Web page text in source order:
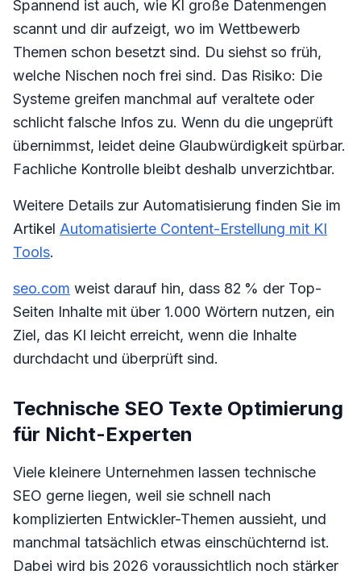
Spannend ist auch, wie KI große Datenmengen
scannt und dir aufzeigt, wo im Wettbewerb
Themen schon besetzt sind. Du siehst so früh,
welche Nischen noch frei sind. Das Risiko: Die
Systeme greifen manchmal auf veraltete oder
schlicht falsche Infos zu. Wenn du die ungeprüft
übernimmst, leidet deine Glaubwürdigkeit spürbar.
Fachliche Kontrolle bleibt deshalb unverzichtbar.
Weitere Details zur Automatisierung finden Sie im
Artikel Automatisierte Content-Erstellung mit KI
Tools.
seo.com weist darauf hin, dass 82 % der Top-
Seiten Inhalte mit über 1.000 Wörtern nutzen, ein
Ziel, das KI leicht erreicht, wenn die Inhalte
durchdacht und überprüft sind.
Technische SEO Texte Optimierung
für Nicht-Experten
Viele kleinere Unternehmen lassen technische
SEO gerne liegen, weil sie schnell nach
komplizierten Entwickler-Themen aussieht, und
manchmal tatsächlich etwas einschüchternd ist.
Dabei wird bis 2026 voraussichtlich noch stärker